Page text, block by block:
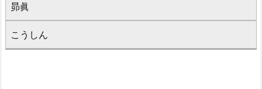
昴眞
こうしん